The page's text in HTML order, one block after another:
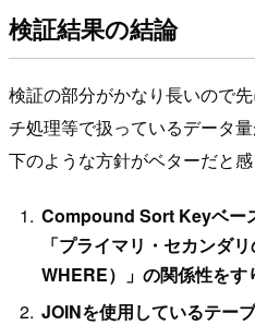
検証結果の結論
検証の部分がかなり長いので
チ処理等で扱っているデータ
下のような方針がベターだと感
Compound Sort Keyベー
「プライマリ・セカンダ
WHERE）」の関係性をす
JOINを使用しているテー